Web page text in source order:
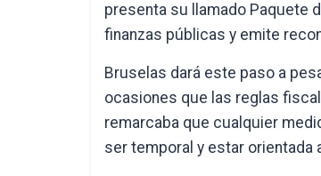
presenta su llamado Paquete
finanzas públicas y emite
Bruselas dará este paso a
ocasiones que las reglas
remarcaba que cualquier
ser temporal y estar orientada